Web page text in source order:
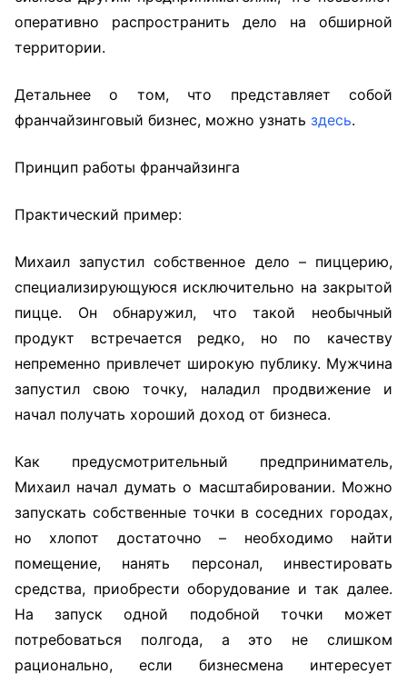
оперативно распространить дело на обширной
территории.
Детальнее о том, что представляет собой
франчайзинговый бизнес, можно узнать здесь.
Принцип работы франчайзинга
Практический пример:
Михаил запустил собственное дело – пиццерию,
специализирующуюся исключительно на закрытой
пицце. Он обнаружил, что такой необычный
продукт встречается редко, но по качеству
непременно привлечет широкую публику. Мужчина
запустил свою точку, наладил продвижение и
начал получать хороший доход от бизнеса.
Как предусмотрительный предприниматель,
Михаил начал думать о масштабировании. Можно
запускать собственные точки в соседних городах,
но хлопот достаточно – необходимо найти
помещение, нанять персонал, инвестировать
средства, приобрести оборудование и так далее.
На запуск одной подобной точки может
потребоваться полгода, а это не слишком
рационально, если бизнесмена интересует